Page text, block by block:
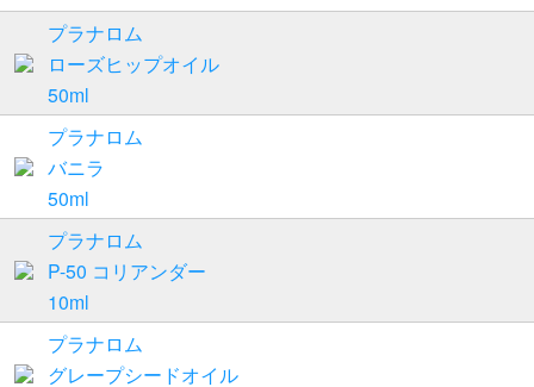
プラナロム
ローズヒップオイル
50ml
プラナロム
バニラ
50ml
プラナロム
P-50 コリアンダー
10ml
プラナロム
グレープシードオイル